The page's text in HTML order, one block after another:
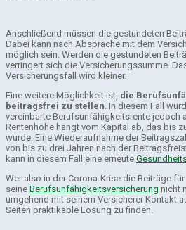
Anschließend müssen die gestundeten
Dabei kann nach Absprache mit dem
möglich sein. Werden die gestundeten
verringert sich die Versicherungssumme.
Versicherungsfall wird kleiner.
Eine weitere Möglichkeit ist, die
beitragsfrei zu stellen . In diesem Fall
vereinbarte Berufsunfähigkeitsrente jedoch
Rentenhöhe hängt vom Kapital ab, das bis
wurde. Eine Wiederaufnahme der
von bis zu drei Jahren nach der
kann in diesem Fall eine erneute
Wer also in der Corona-Krise die Beiträge für
seine Berufsunfähigkeitsversicherung nicht
umgehend mit seinem Versicherer Kontakt
Seiten praktikable Lösung zu finden.